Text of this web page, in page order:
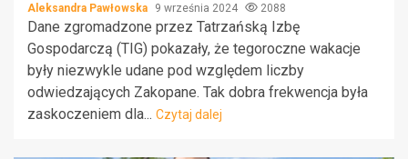
Aleksandra Pawłowska 9 września 2024 2088
Dane zgromadzone przez Tatrzańską Izbę
Gospodarczą (TIG) pokazały, że tegoroczne wakacje
były niezwykle udane pod względem liczby
odwiedzających Zakopane. Tak dobra frekwencja była
zaskoczeniem dla... Czytaj dalej